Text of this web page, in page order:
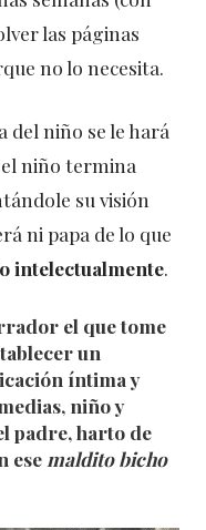
las páginas
no lo necesita.
del niño se le hará
niño termina
su visión
ni papa de lo que
intelectualmente
el que tome
un
íntima y
niño y
padre, harto de
ese maldito bicho